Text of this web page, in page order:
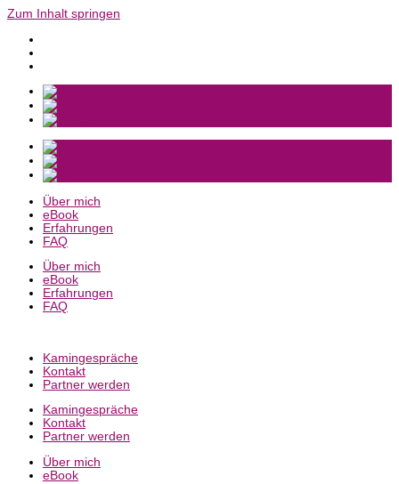
Zum Inhalt springen
Über mich
eBook
Erfahrungen
FAQ
Über mich
eBook
Erfahrungen
FAQ
Kamingespräche
Kontakt
Partner werden
Kamingespräche
Kontakt
Partner werden
Über mich
eBook